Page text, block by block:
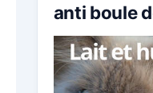
anti boule